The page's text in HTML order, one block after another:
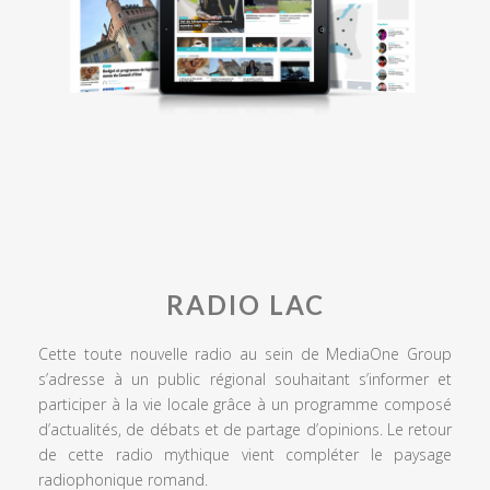
RADIO LAC
Cette toute nouvelle radio au sein de MediaOne Group
s’adresse à un public régional souhaitant s’informer et
participer à la vie locale grâce à un programme composé
d’actualités, de débats et de partage d’opinions. Le retour
de cette radio mythique vient compléter le paysage
radiophonique romand.